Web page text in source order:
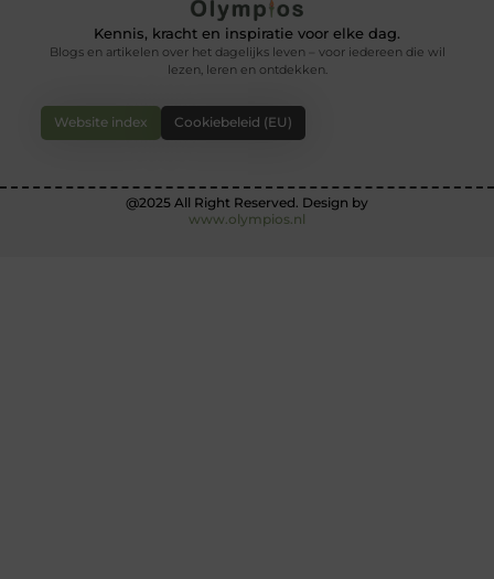
Kennis, kracht en inspiratie voor elke dag.
Blogs en artikelen over het dagelijks leven – voor iedereen die wil
lezen, leren en ontdekken.
Website index Cookiebeleid (EU)
@2025 All Right Reserved. Design by
www.olympios.nl